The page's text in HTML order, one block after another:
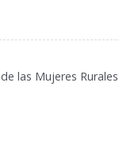
las Mujeres Rurales